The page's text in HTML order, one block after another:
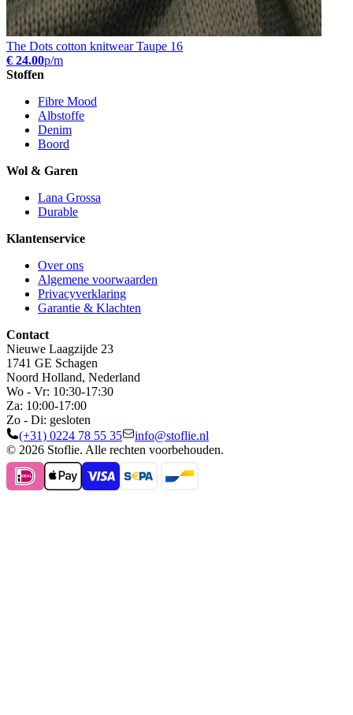
The Dots cotton knitwear Taupe 16
€ 24.00p/m
Stoffen
Fibre Mood
Albstoffe
Denim
Boord
Wol & Garen
Lana Grossa
Durable
Klantenservice
Over ons
Algemene voorwaarden
Privacyverklaring
Garantie & Klachten
Contact
Nieuwe Laagzijde 23
1741 GE Schagen
Noord Holland, Nederland
Wo - Vr: 10:30-17:30
Za: 10:00-17:00
Zo - Di: gesloten
(+31) 0224 78 55 35
info@stoflie.nl
© 2026 Stoflie. Alle rechten voorbehouden.